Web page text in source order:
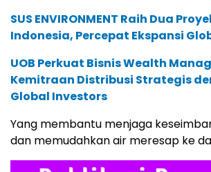
SUS ENVIRONMENT Raih Dua
Indonesia, Percepat Ekspansi
UOB Perkuat Bisnis Wealth
Kemitraan Distribusi Strategis
Global Investors
Yang membantu menjaga
dan memudahkan air meresap ke